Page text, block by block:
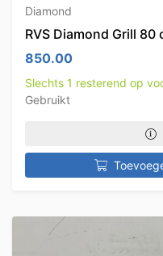
Diamond
RVS Diamond Grill 80
850.00
Slechts 1 resterend op
Gebruikt